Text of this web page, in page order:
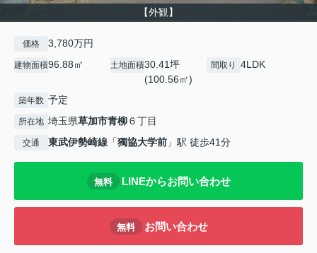
【外観】
価格 3,780万円
建物面積96.88㎡ 土地面積30.41坪
(100.56㎡)
間取り 4LDK
築年数 予定
所在地 埼玉県草加市青柳６丁目
交通 東武伊勢崎線 「獨協大学前 」駅 徒歩41分
無料 LINEからお問い合わせ
無料 お問い合わせ